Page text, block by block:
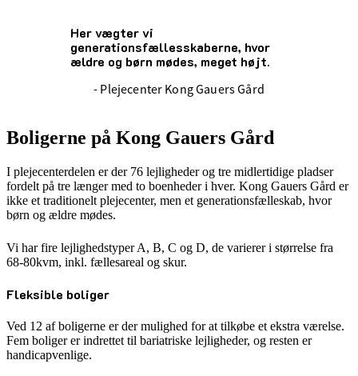
Her vægter vi
generationsfællesskaberne, hvor
ældre og børn mødes, meget højt.
- Plejecenter Kong Gauers Gård
Boligerne på Kong Gauers Gård
I plejecenterdelen er der 76 lejligheder og tre midlertidige pladser
fordelt på tre længer med to boenheder i hver. Kong Gauers Gård er
ikke et traditionelt plejecenter, men et generationsfælleskab, hvor
børn og ældre mødes.
Vi har fire lejlighedstyper A, B, C og D, de varierer i størrelse fra
68-80kvm, inkl. fællesareal og skur.
Fleksible boliger
Ved 12 af boligerne er der mulighed for at tilkøbe et ekstra værelse.
Fem boliger er indrettet til bariatriske lejligheder, og resten er
handicapvenlige.